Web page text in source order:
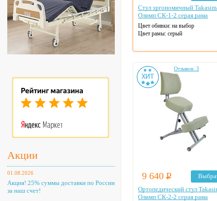
Акции
01.08.2026
Акция! 25% суммы доставки по России
за наш счет!
Стул эргономичный
Олимп СК-1-2 серая рама
Цвет обивки: на выбор
Цвет рамы: серый
Отзывов: 3
9 640 Р
Ортопедический стул
Олимп СК-2-2 серая рама